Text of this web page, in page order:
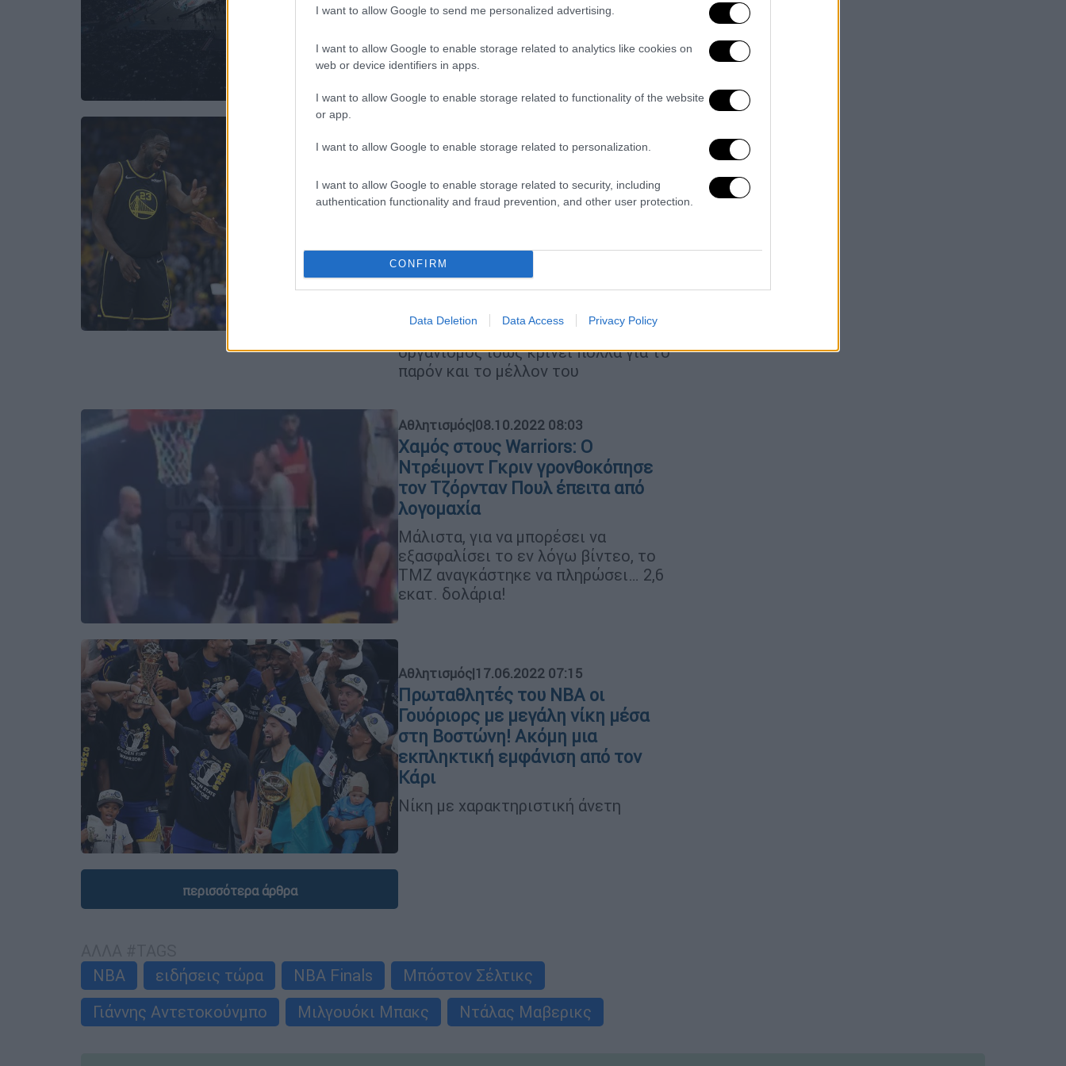
I want to allow Google to send me personalized advertising.
I want to allow Google to enable storage related to analytics like cookies on
web or device identifiers in apps.
I want to allow Google to enable storage related to functionality of the website
or app.
I want to allow Google to enable storage related to personalization.
I want to allow Google to enable storage related to security, including
authentication functionality and fraud prevention, and other user protection.
CONFIRM
Data Deletion Data Access Privacy Policy
εικόνες
αλλά οι Γουόριορς έκαναν πάρτι στο
παρκέ
Μεγαλύτερα συμβόλαια και
Γουόριορς: Το παρασκήνιο πίσω
από την γροθιά του Γκριν στον
Η γροθιά στην προπόνηση των
πρωταθλητών αποτελεί με διαφορά
το πιο πολυσυζητημένο θέμα του
NBA λίγο πριν από την έναρξη της
σεζόν. Το πώς θα το διαχειριστεί ο
οργανισμός ίσως κρίνει πολλά για το
παρόν και το μέλλον του
Αθλητισμός|08.10.2022 08:03
Χαμός στους Warriors: O
Ντρέιμοντ Γκριν γρονθοκόπησε
τον Τζόρνταν Πουλ έπειτα από
λογομαχία
Μάλιστα, για να μπορέσει να
εξασφαλίσει το εν λόγω βίντεο, το
TMZ αναγκάστηκε να πληρώσει… 2,6
εκατ. δολάρια!
Αθλητισμός|17.06.2022 07:15
Πρωταθλητές του NBA οι
Γουόριορς με μεγάλη νίκη μέσα
στη Βοστώνη! Ακόμη μια
εκπληκτική εμφάνιση από τον
Κάρι
Νίκη με χαρακτηριστική άνετη
περισσότερα άρθρα
NBA
ειδήσεις τώρα NBA Finals
Μπόστον Σέλτικς
Γιάννης Αντετοκούνμπο
Μιλγουόκι Μπακς Ντάλας Μαβερικς